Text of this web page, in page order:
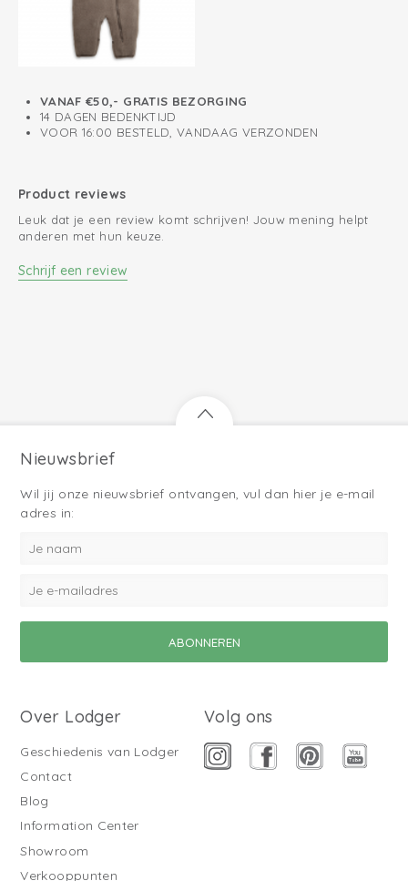
VANAF €50,- GRATIS BEZORGING
14 DAGEN BEDENKTIJD
VOOR 16:00 BESTELD, VANDAAG VERZONDEN
Product reviews
Leuk dat je een review komt schrijven! Jouw mening helpt
anderen met hun keuze.
Schrijf een review
Nieuwsbrief
Wil jij onze nieuwsbrief ontvangen, vul dan hier je e-mail
adres in:
Over Lodger
Geschiedenis van Lodger
Contact
Blog
Information Center
Showroom
Verkooppunten
Volg ons